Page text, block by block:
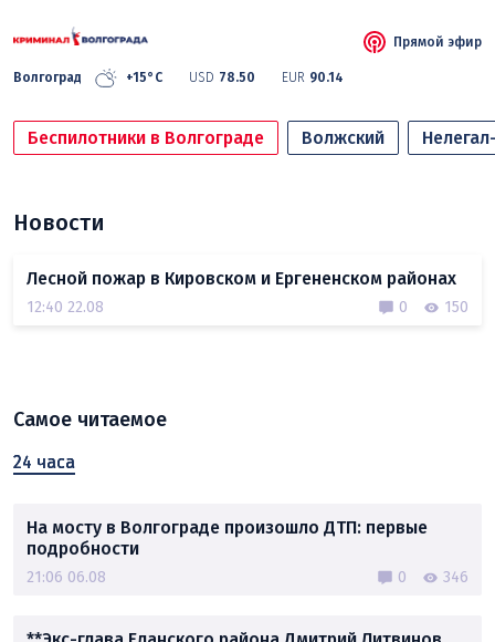
Волгоград +15°C USD 78.50 EUR 90.14
Прямой эфир
Беспилотники в Волгограде Волжский
Новости
Лесной пожар в Кировском и Ергененском районах
12:40 22.08 0 150
Самое читаемое
24 часа
На мосту в Волгограде произошло ДТП: первые
подробности
21:06 06.08 0 346